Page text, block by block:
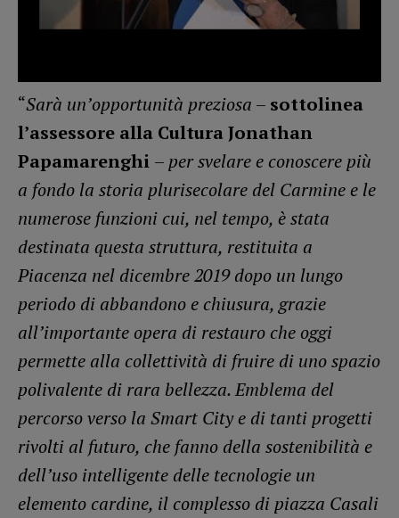
“Sarà un’opportunità preziosa – sottolinea
l’assessore alla Cultura Jonathan
Papamarenghi – per svelare e conoscere più
a fondo la storia plurisecolare del Carmine e le
numerose funzioni cui, nel tempo, è stata
destinata questa struttura, restituita a
Piacenza nel dicembre 2019 dopo un lungo
periodo di abbandono e chiusura, grazie
all’importante opera di restauro che oggi
permette alla collettività di fruire di uno spazio
polivalente di rara bellezza. Emblema del
percorso verso la Smart City e di tanti progetti
rivolti al futuro, che fanno della sostenibilità e
dell’uso intelligente delle tecnologie un
elemento cardine, il complesso di piazza Casali